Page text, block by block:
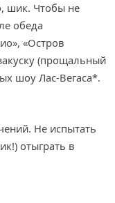
шик. Чтобы не
обеда
«Остров
(прощальный
шоу Лас-Вегаса*.
Не испытать
отыграть в